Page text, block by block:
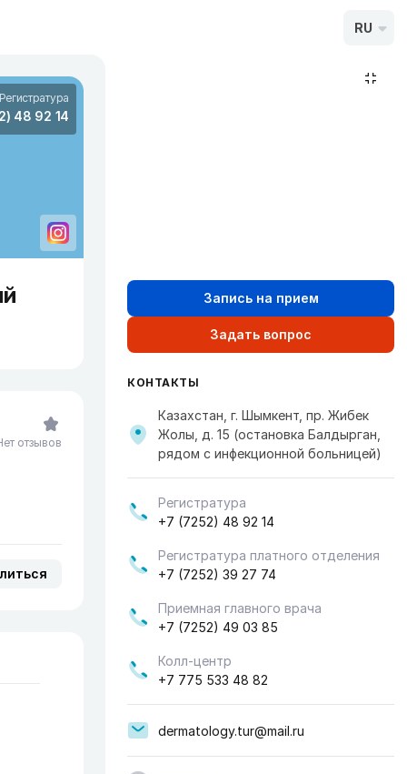
RU
Регистратура
48 92 14
отзывов
Запись на прием
Задать вопрос
КОНТАКТЫ
Казахстан, г. Шымкент, пр. Жибек
Жолы, д. 15 (остановка Балдырган,
рядом с инфекционной больницей)
Регистратура
+7 (7252) 48 92 14
Регистратура платного отделения
+7 (7252) 39 27 74
Приемная главного врача
+7 (7252) 49 03 85
Колл-центр
+7 775 533 48 82
dermatology.tur@mail.ru